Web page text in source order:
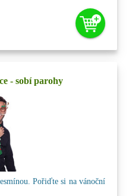
- sobí parohy
Pořiďte si na vánoční